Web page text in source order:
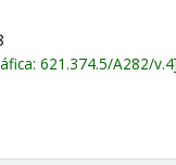
621.374.5/A282/v.4